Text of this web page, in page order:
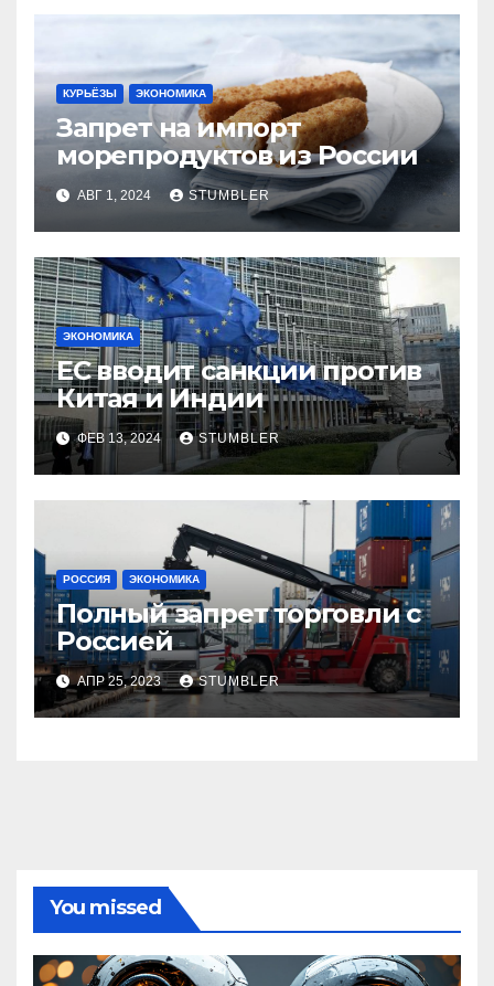
КУРЬЁЗЫ ЭКОНОМИКА
Запрет на импорт
морепродуктов из России
АВГ 1, 2024 STUMBLER
ЭКОНОМИКА
ЕС вводит санкции против
Китая и Индии
ФЕВ 13, 2024 STUMBLER
РОССИЯ ЭКОНОМИКА
Полный запрет торговли с
Россией
АПР 25, 2023 STUMBLER
You missed